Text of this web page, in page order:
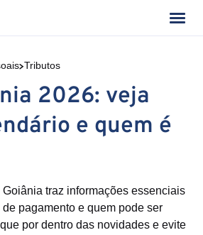
Tributos
2026: veja
e quem é
traz informações essenciais
pagamento e quem pode ser
por dentro das novidades e evite